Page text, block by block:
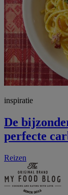
inspiratie
De
perfecte
Reizen